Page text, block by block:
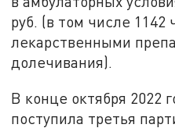
руб. (в том числе
лекарственными
долечивания).
В конце октября 2022
поступила третья